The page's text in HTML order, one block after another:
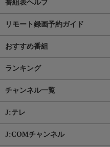
番組表ヘルプ
リモート録画予約ガイド
おすすめ番組
ランキング
チャンネル一覧
J:テレ
J:COMチャンネル